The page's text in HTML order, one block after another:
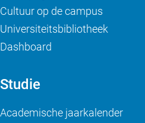
Cultuur op de campus
Universiteitsbibliotheek
Dashboard
Studie
Academische jaarkalender